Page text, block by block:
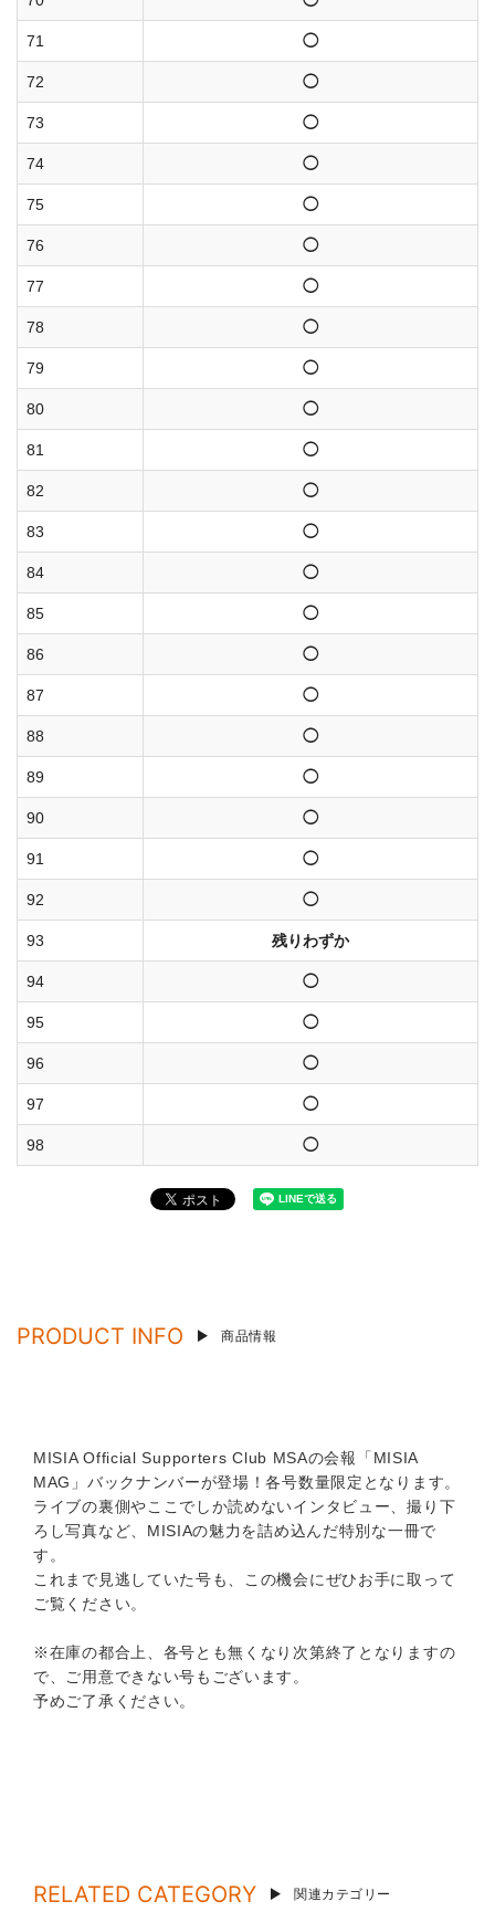
71 ◯
72 ◯
73 ◯
74 ◯
75 ◯
76 ◯
77 ◯
78 ◯
79 ◯
80 ◯
81 ◯
82 ◯
83 ◯
84 ◯
85 ◯
86 ◯
87 ◯
88 ◯
89 ◯
90 ◯
91 ◯
92 ◯
93 残りわずか
94 ◯
95 ◯
96 ◯
97 ◯
98 ◯
PRODUCT INFO 商品情報
MISIA Official Supporters Club MSAの会報「MISIA
MAG」バックナンバーが登場！各号数量限定となります。
ライブの裏側やここでしか読めないインタビュー、撮り下
ろし写真など、MISIAの魅力を詰め込んだ特別な一冊で
す。
これまで見逃していた号も、この機会にぜひお手に取って
ご覧ください。
※在庫の都合上、各号とも無くなり次第終了となりますの
で、ご用意できない号もございます。
予めご了承ください。
RELATED CATEGORY 関連カテゴリー